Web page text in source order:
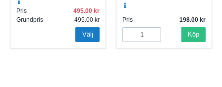
Pris
495.00
Grundpris
495.00
Välj
Pris 198.00
Köp